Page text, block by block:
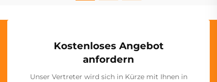
Kostenloses Angebot
anfordern
Unser Vertreter wird sich in Kürze mit Ihnen in